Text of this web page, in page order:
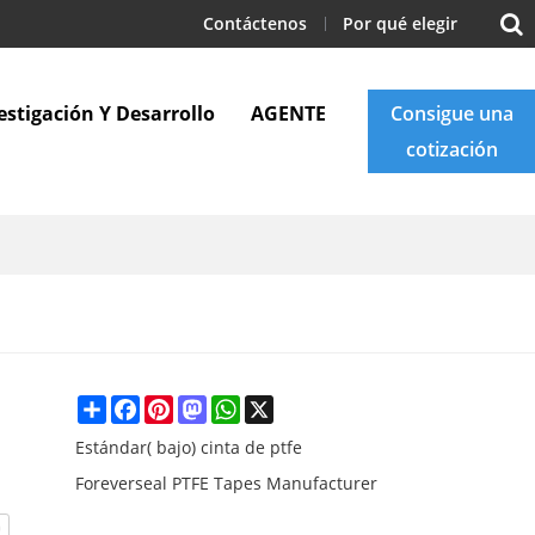
Contáctenos Por qué elegir
Y Desarrollo AGENTE
Consigue una
cotización
ShareFacebookPinterestMastodonWhatsApp
Estándar( bajo) cinta de ptfe
Foreverseal PTFE Tapes Manufacturer